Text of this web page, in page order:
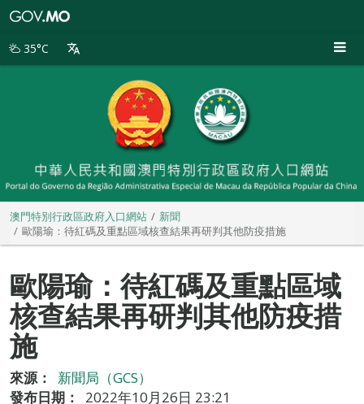
別
35°C
澳門特別行政區政府入口網站
新聞
歐陽瑜：待紅碼及重點區域核查結果再研判其他防疫措施
歐陽瑜：待紅碼及重點區域
核查結果再研判其他防疫措
施
來源：
新聞局（GCS）
發布日期：
2022年10月26日 23:21